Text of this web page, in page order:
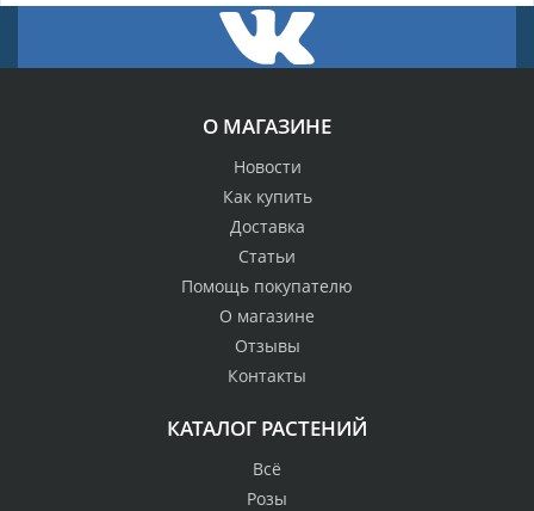
О МАГАЗИНЕ
Новости
Как купить
Доставка
Статьи
Помощь покупателю
О магазине
Отзывы
Контакты
КАТАЛОГ РАСТЕНИЙ
Всё
Розы